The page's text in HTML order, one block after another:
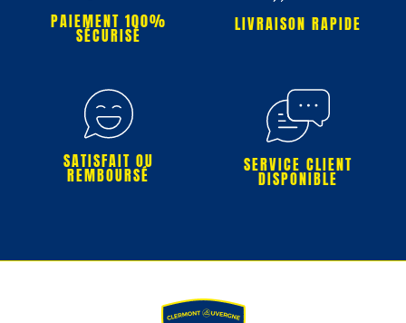
PAIEMENT 100%
SÉCURISÉ
LIVRAISON RAPIDE
SATISFAIT OU
REMBOURSÉ SERVICE CLIENT
DISPONIBLE